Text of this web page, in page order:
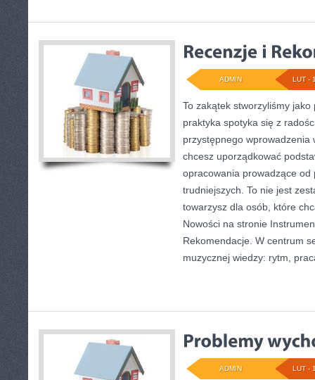
LUT -
ADMIN
To zakątek stworzyliśmy
praktyka spotyka się z
przystępnego wprowadzenia
chcesz uporządkować
opracowania prowadzące od
trudniejszych. To nie jest
towarzysz dla osób, które
Nowości na stronie
Rekomendacje. W centrum
muzycznej wiedzy: rytm,
LUT -
ADMIN